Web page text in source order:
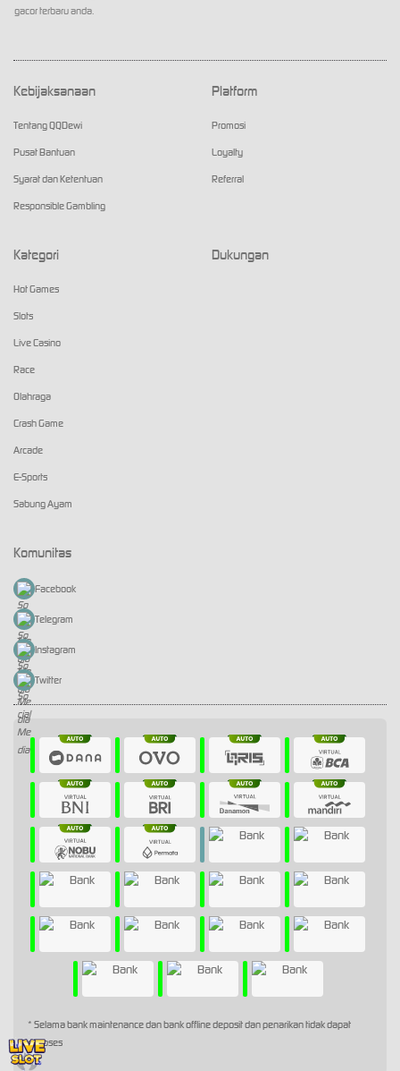
gacor terbaru anda.
Kebijaksanaan
Tentang QQDewi
Pusat Bantuan
Syarat dan Ketentuan
Responsible Gambling
Platform
Promosi
Loyalty
Referral
Kategori
Hot Games
Slots
Live Casino
Race
Olahraga
Crash Game
Arcade
E-Sports
Sabung Ayam
Dukungan
Komunitas
Facebook
Telegram
Instagram
Twitter
* Selama bank maintenance dan bank offline deposit dan penarikan tidak dapat
diproses